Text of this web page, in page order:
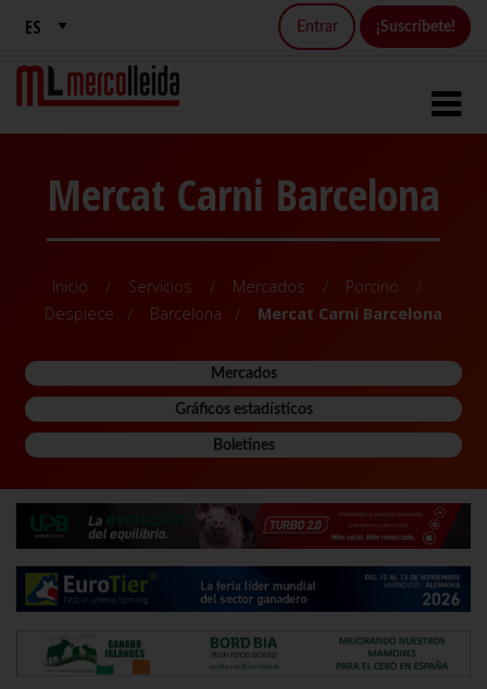
Entrar ¡Suscríbete!
Mercat Carni Barcelona
Inicio Servicios Mercados
Porcino
Despiece
Barcelona Mercat Carni Barcelona
Mercados
Gráficos estadísticos
Boletines